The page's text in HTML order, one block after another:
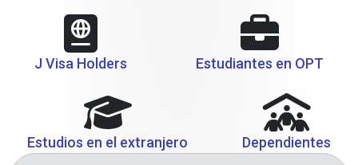
J Visa Holders Estudiantes en OPT
Estudios en el extranjero Dependientes